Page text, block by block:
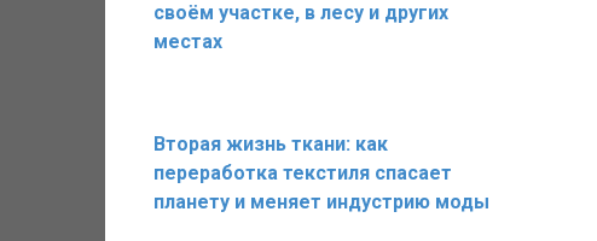
своём участке, в лесу и других
местах
Вторая жизнь ткани: как
переработка текстиля спасает
планету и меняет индустрию моды